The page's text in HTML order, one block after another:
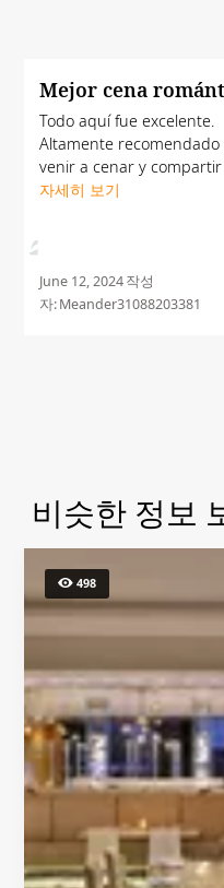
Mejor cena
Todo aquí fue excelente.
Altamente recomendado
venir a cenar y
pareja o amigos.el
자세히 보기
June 12, 2024작성
자:Meander31088203381
비슷한 정보
498